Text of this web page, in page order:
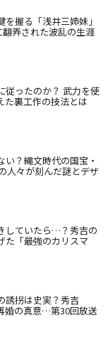
を握る「浅井三姉妹」
弄された波乱の生涯
従ったのか？ 武力を使
た裏工作の技法とは
？縄文時代の国宝・
人々が刻んだ謎とデザ
していたら…？秀吉の
た「最強のカリスマ
誘拐は史実？秀吉
婚の真意…第30回放送